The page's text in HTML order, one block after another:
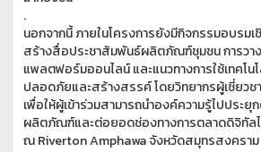
.
นอกจากนี้ ภายในโครงการยังมีกิจกรรมอบรม
สร้างสื่อประชาสัมพันธ์ผลิตภัณฑ์ชุมชน การวา
แพลตฟอร์มออนไลน์ และแนวทางการใช้เทคโ
ปลอดภัยและสร้างสรรค์ โดยวิทยากรผู้เชี่ยว
เพื่อให้ผู้เข้าร่วมสามารถนำองค์ความรู้ไปประยุ
ผลิตภัณฑ์และต่อยอดช่องทางการตลาดดิจิทัล
ณ Riverton Amphawa จังหวัดสมุทรสงคราม